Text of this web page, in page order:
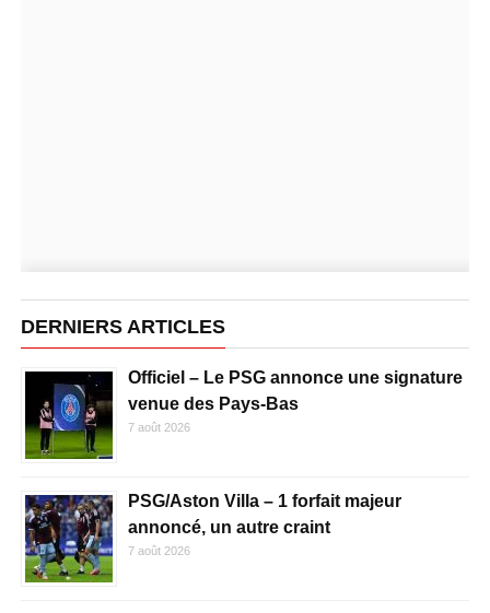
DERNIERS ARTICLES
Officiel – Le PSG annonce une signature
venue des Pays-Bas
7 août 2026
PSG/Aston Villa – 1 forfait majeur
annoncé, un autre craint
7 août 2026